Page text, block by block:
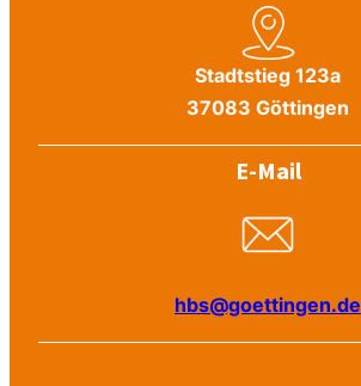
Stadtstieg 123a
37083 Göttingen
E-Mail
hbs@goettingen.de